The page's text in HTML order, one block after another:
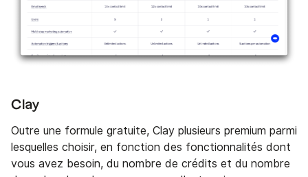
Clay
Outre une formule gratuite, Clay plusieurs premium parmi
lesquelles choisir, en fonction des fonctionnalités dont
vous avez besoin, du nombre de crédits et du nombre